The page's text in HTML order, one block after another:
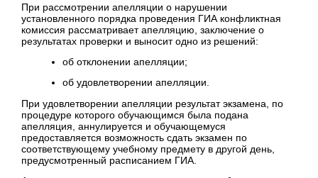
При рассмотрении апелляции о нарушении
установленного порядка проведения ГИА конфликтная
комиссия рассматривает апелляцию, заключение о
результатах проверки и выносит одно из решений:
об отклонении апелляции;
об удовлетворении апелляции.
При удовлетворении апелляции результат экзамена, по
процедуре которого обучающимся была подана
апелляция, аннулируется и обучающемуся
предоставляется возможность сдать экзамен по
соответствующему учебному предмету в другой день,
предусмотренный расписанием ГИА.